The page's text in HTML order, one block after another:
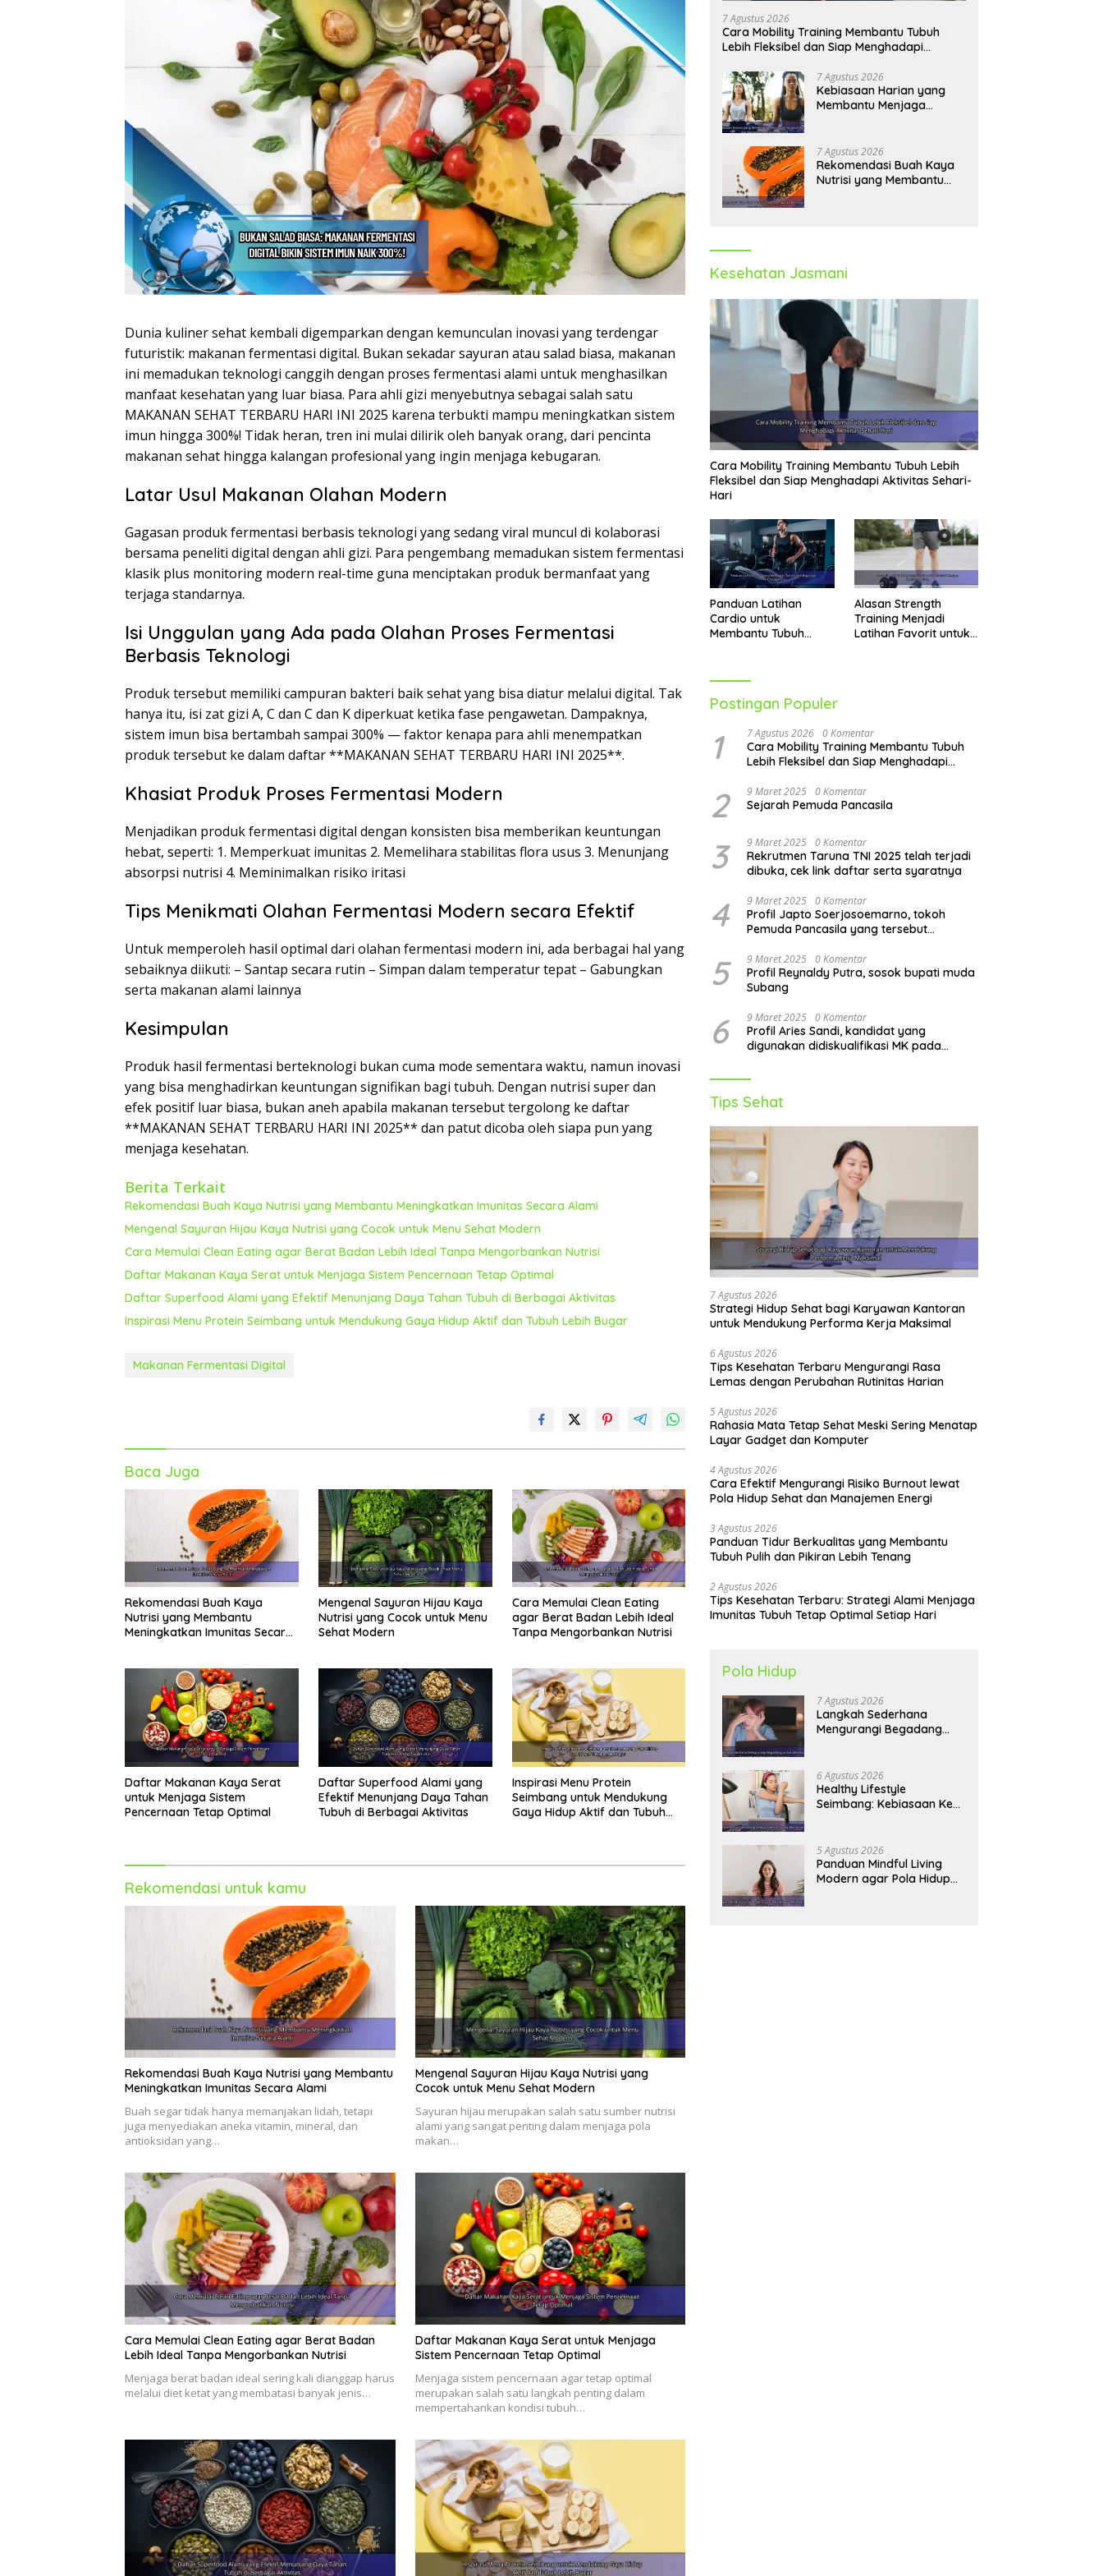
Dunia kuliner sehat kembali digemparkan dengan kemunculan inovasi yang terdengar
futuristik: makanan fermentasi digital. Bukan sekadar sayuran atau salad biasa, makanan
ini memadukan teknologi canggih dengan proses fermentasi alami untuk menghasilkan
manfaat kesehatan yang luar biasa. Para ahli gizi menyebutnya sebagai salah satu
MAKANAN SEHAT TERBARU HARI INI 2025 karena terbukti mampu meningkatkan sistem
imun hingga 300%! Tidak heran, tren ini mulai dilirik oleh banyak orang, dari pencinta
makanan sehat hingga kalangan profesional yang ingin menjaga kebugaran.
Latar Usul Makanan Olahan Modern
Gagasan produk fermentasi berbasis teknologi yang sedang viral muncul di kolaborasi
bersama peneliti digital dengan ahli gizi. Para pengembang memadukan sistem fermentasi
klasik plus monitoring modern real-time guna menciptakan produk bermanfaat yang
terjaga standarnya.
Isi Unggulan yang Ada pada Olahan Proses Fermentasi
Berbasis Teknologi
Produk tersebut memiliki campuran bakteri baik sehat yang bisa diatur melalui digital. Tak
hanya itu, isi zat gizi A, C dan C dan K diperkuat ketika fase pengawetan. Dampaknya,
sistem imun bisa bertambah sampai 300% — faktor kenapa para ahli menempatkan
produk tersebut ke dalam daftar **MAKANAN SEHAT TERBARU HARI INI 2025**.
Khasiat Produk Proses Fermentasi Modern
Menjadikan produk fermentasi digital dengan konsisten bisa memberikan keuntungan
hebat, seperti: 1. Memperkuat imunitas 2. Memelihara stabilitas flora usus 3. Menunjang
absorpsi nutrisi 4. Meminimalkan risiko iritasi
Tips Menikmati Olahan Fermentasi Modern secara Efektif
Untuk memperoleh hasil optimal dari olahan fermentasi modern ini, ada berbagai hal yang
sebaiknya diikuti: – Santap secara rutin – Simpan dalam temperatur tepat – Gabungkan
serta makanan alami lainnya
Kesimpulan
Produk hasil fermentasi berteknologi bukan cuma mode sementara waktu, namun inovasi
yang bisa menghadirkan keuntungan signifikan bagi tubuh. Dengan nutrisi super dan
efek positif luar biasa, bukan aneh apabila makanan tersebut tergolong ke daftar
**MAKANAN SEHAT TERBARU HARI INI 2025** dan patut dicoba oleh siapa pun yang
menjaga kesehatan.
Berita Terkait
Rekomendasi Buah Kaya Nutrisi yang Membantu Meningkatkan Imunitas Secara Alami
Mengenal Sayuran Hijau Kaya Nutrisi yang Cocok untuk Menu Sehat Modern
Cara Memulai Clean Eating agar Berat Badan Lebih Ideal Tanpa Mengorbankan Nutrisi
Daftar Makanan Kaya Serat untuk Menjaga Sistem Pencernaan Tetap Optimal
Daftar Superfood Alami yang Efektif Menunjang Daya Tahan Tubuh di Berbagai Aktivitas
Inspirasi Menu Protein Seimbang untuk Mendukung Gaya Hidup Aktif dan Tubuh Lebih Bugar
Makanan Fermentasi Digital
Baca Juga
Rekomendasi Buah Kaya
Nutrisi yang Membantu
Meningkatkan Imunitas Secara
Mengenal Sayuran Hijau Kaya
Nutrisi yang Cocok untuk Menu
Sehat Modern
Cara Memulai Clean Eating
agar Berat Badan Lebih Ideal
Tanpa Mengorbankan Nutrisi
Daftar Makanan Kaya Serat
untuk Menjaga Sistem
Pencernaan Tetap Optimal
Daftar Superfood Alami yang
Efektif Menunjang Daya Tahan
Tubuh di Berbagai Aktivitas
Inspirasi Menu Protein
Seimbang untuk Mendukung
Gaya Hidup Aktif dan Tubuh
Rekomendasi untuk kamu
Rekomendasi Buah Kaya Nutrisi yang Membantu
Meningkatkan Imunitas Secara Alami
Buah segar tidak hanya memanjakan lidah, tetapi
juga menyediakan aneka vitamin, mineral, dan
antioksidan yang…
Mengenal Sayuran Hijau Kaya Nutrisi yang
Cocok untuk Menu Sehat Modern
Sayuran hijau merupakan salah satu sumber nutrisi
alami yang sangat penting dalam menjaga pola
makan…
Cara Memulai Clean Eating agar Berat Badan
Lebih Ideal Tanpa Mengorbankan Nutrisi
Menjaga berat badan ideal sering kali dianggap harus
melalui diet ketat yang membatasi banyak jenis…
Daftar Makanan Kaya Serat untuk Menjaga
Sistem Pencernaan Tetap Optimal
Menjaga sistem pencernaan agar tetap optimal
merupakan salah satu langkah penting dalam
mempertahankan kondisi tubuh…
7 Agustus 2026
Cara Mobility Training Membantu Tubuh
Lebih Fleksibel dan Siap Menghadapi
7 Agustus 2026
Kebiasaan Harian yang
Membantu Menjaga
7 Agustus 2026
Rekomendasi Buah Kaya
Nutrisi yang Membantu
Kesehatan Jasmani
Cara Mobility Training Membantu Tubuh Lebih
Fleksibel dan Siap Menghadapi Aktivitas Sehari-
Hari
Panduan Latihan
Cardio untuk
Membantu Tubuh
Alasan Strength
Training Menjadi
Latihan Favorit untuk
Postingan Populer
1 7 Agustus 2026 0 Komentar
Cara Mobility Training Membantu Tubuh
Lebih Fleksibel dan Siap Menghadapi
2 9 Maret 2025 0 Komentar
Sejarah Pemuda Pancasila
3 9 Maret 2025 0 Komentar
Rekrutmen Taruna TNI 2025 telah terjadi
dibuka, cek link daftar serta syaratnya
4 9 Maret 2025 0 Komentar
Profil Japto Soerjosoemarno, tokoh
Pemuda Pancasila yang tersebut
5 9 Maret 2025 0 Komentar
Profil Reynaldy Putra, sosok bupati muda
Subang
6 9 Maret 2025 0 Komentar
Profil Aries Sandi, kandidat yang
digunakan didiskualifikasi MK pada
Tips Sehat
7 Agustus 2026
Strategi Hidup Sehat bagi Karyawan Kantoran
untuk Mendukung Performa Kerja Maksimal
6 Agustus 2026
Tips Kesehatan Terbaru Mengurangi Rasa
Lemas dengan Perubahan Rutinitas Harian
5 Agustus 2026
Rahasia Mata Tetap Sehat Meski Sering Menatap
Layar Gadget dan Komputer
4 Agustus 2026
Cara Efektif Mengurangi Risiko Burnout lewat
Pola Hidup Sehat dan Manajemen Energi
3 Agustus 2026
Panduan Tidur Berkualitas yang Membantu
Tubuh Pulih dan Pikiran Lebih Tenang
2 Agustus 2026
Tips Kesehatan Terbaru: Strategi Alami Menjaga
Imunitas Tubuh Tetap Optimal Setiap Hari
Pola Hidup
7 Agustus 2026
Langkah Sederhana
Mengurangi Begadang
Panjang
6 Agustus 2026
Healthy Lifestyle
Seimbang: Kebiasaan Kecil
5 Agustus 2026
Panduan Mindful Living
Modern agar Pola Hidup